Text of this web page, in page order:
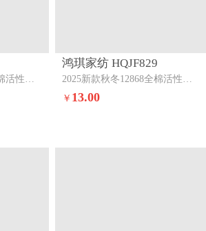
鸿琪家纺 HQJF829
￥ 13.00